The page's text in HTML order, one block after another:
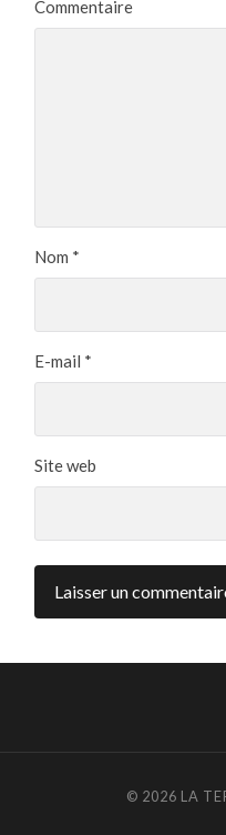
Commentaire
Nom *
E-mail *
Site web
© 2026 LA